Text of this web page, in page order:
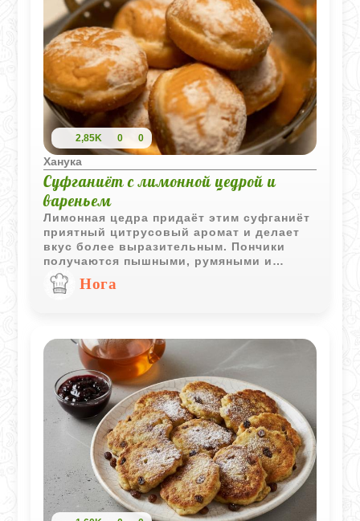
2,85K 0 0
Ханука
Суфганиёт с лимонной цедрой и
вареньем
Лимонная цедра придаёт этим суфганиёт
приятный цитрусовый аромат и делает
вкус более выразительным. Пончики
получаются пышными, румяными и
прекрасно сочетаются с любой
фруктовой начинкой.
Нога